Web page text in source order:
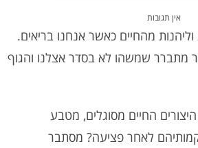
אין תגובות
מהחיים כאשר אנחנו בריאים.
מתברר שמשהו לא בסדר אצלנו והגוף
החיים מסוגלים, מטבע
לאחר פציעה? מסתבר